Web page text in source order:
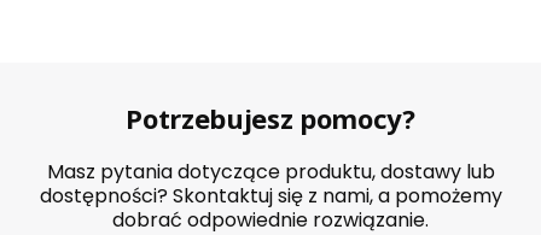
Potrzebujesz pomocy?
Masz pytania dotyczące produktu, dostawy lub
dostępności? Skontaktuj się z nami, a pomożemy
dobrać odpowiednie rozwiązanie.